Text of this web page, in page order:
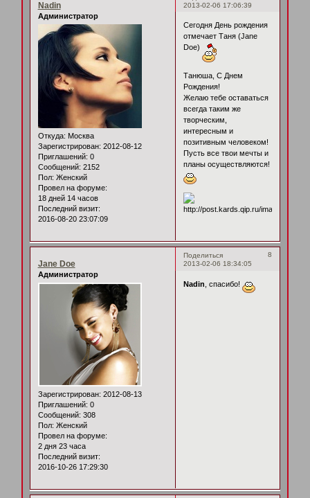
2013-02-06 17:06:39
Nadin
Администратор
Откуда: Москва
Зарегистрирован: 2012-08-12
Приглашений: 0
Сообщений: 2152
Пол: Женский
Провел на форуме:
18 дней 14 часов
Последний визит:
2016-08-20 23:07:09
Сегодня День рождения
отмечает Таня (Jane
Doe)
Танюша, С Днем
Рождения!
Желаю тебе оставаться
всегда таким же
творческим,
интересным и
позитивным человеком!
Пусть все твои мечты и
планы осуществляются!
Поделиться
8
2013-02-06 18:34:05
Jane Doe
Администратор
Зарегистрирован: 2012-08-13
Приглашений: 0
Сообщений: 308
Пол: Женский
Провел на форуме:
2 дня 23 часа
Последний визит:
2016-10-26 17:29:30
Nadin , спасибо!